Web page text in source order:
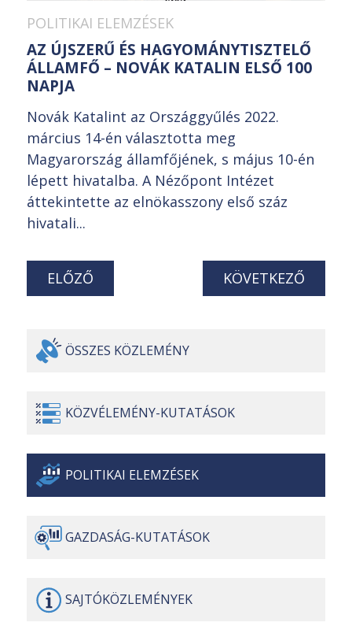
POLITIKAI ELEMZÉSEK
AZ ÚJSZERŰ ÉS HAGYOMÁNYTISZTELŐ
ÁLLAMFŐ – NOVÁK KATALIN ELSŐ 100
NAPJA
Novák Katalint az Országgyűlés 2022.
március 14-én választotta meg
Magyarország államfőjének, s május 10-én
lépett hivatalba. A Nézőpont Intézet
áttekintette az elnökasszony első száz
hivatali...
ELŐZŐ KÖVETKEZŐ
ÖSSZES KÖZLEMÉNY
KÖZVÉLEMÉNY-KUTATÁSOK
POLITIKAI ELEMZÉSEK
GAZDASÁG-KUTATÁSOK
SAJTÓKÖZLEMÉNYEK